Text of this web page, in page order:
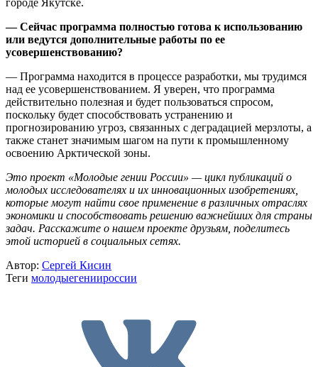
городе Якутске.
— Сейчас программа полностью готова к использованию
или ведутся дополнительные работы по ее
усовершенствованию?
— Программа находится в процессе разработки, мы трудимся
над ее усовершенствованием. Я уверен, что программа
действительно полезная и будет пользоваться спросом,
поскольку будет способствовать устранению и
прогнозированию угроз, связанных с деградацией мерзлоты, а
также станет значимым шагом на пути к промышленному
освоению Арктической зоны.
Это проект «Молодые гении России» — цикл публикаций о
молодых исследователях и их инновационных изобретениях,
которые могут найти свое применение в различных отраслях
экономики и способствовать решению важнейших для страны
задач. Расскажите о нашем проекте друзьям, поделитесь
этой историей в социальных сетях.
Автор: Сергей Кисин
Теги молодыегениироссии